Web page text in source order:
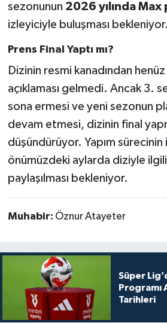
sezonunun 2026 yılında
izleyiciyle buluşması bekleniyor.
Prens Final Yaptı mı?
Dizinin resmi kanadından
açıklaması gelmedi. Ancak 3.
sona ermesi ve yeni sezonun
devam etmesi, dizinin final
düşündürüyor. Yapım
önümüzdeki aylarda diziyle
paylaşılması bekleniyor.
Muhabir: Öznur Atayeter
Süper
Programı
Tarihleri